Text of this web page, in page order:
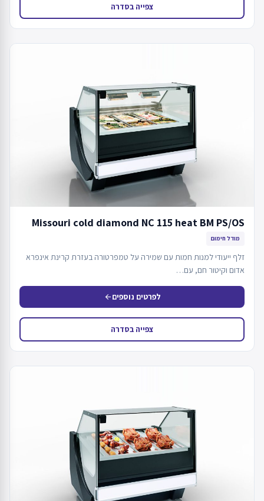
צפייה בסדרה
Missouri cold diamond NC 115 heat BM PS/OS
מודל חימום
זלף ייעודי למנות חמות עם שמירה על טמפרטורה בעזרת קרינת אינפרא
אדום וקיטור חם, עם…
לפרטים נוספיםarrow_back
צפייה בסדרה